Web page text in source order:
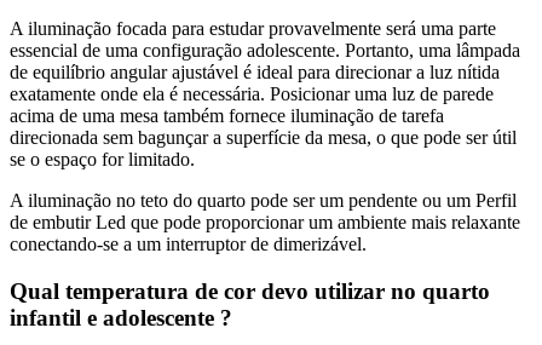
A iluminação focada para estudar provavelmente será uma parte
essencial de uma configuração adolescente. Portanto, uma lâmpada
de equilíbrio angular ajustável é ideal para direcionar a luz nítida
exatamente onde ela é necessária. Posicionar uma luz de parede
acima de uma mesa também fornece iluminação de tarefa
direcionada sem bagunçar a superfície da mesa, o que pode ser útil
se o espaço for limitado.
A iluminação no teto do quarto pode ser um pendente ou um Perfil
de embutir Led que pode proporcionar um ambiente mais relaxante
conectando-se a um interruptor de dimerizável.
Qual temperatura de cor devo utilizar no quarto
infantil e adolescente ?